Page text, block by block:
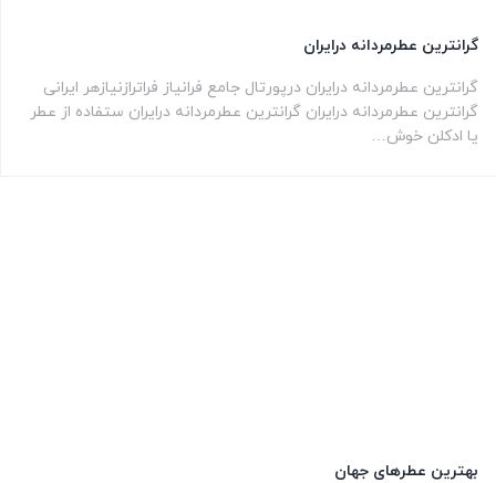
گرانترین عطرمردانه درایران
گرانترین عطرمردانه درایران درپورتال جامع فرانیاز فراترازنیازهر ایرانی
گرانترین عطرمردانه درایران گرانترین عطرمردانه درایران ستفاده از عطر
یا ادکلن خوش…
بهترین عطرهای جهان